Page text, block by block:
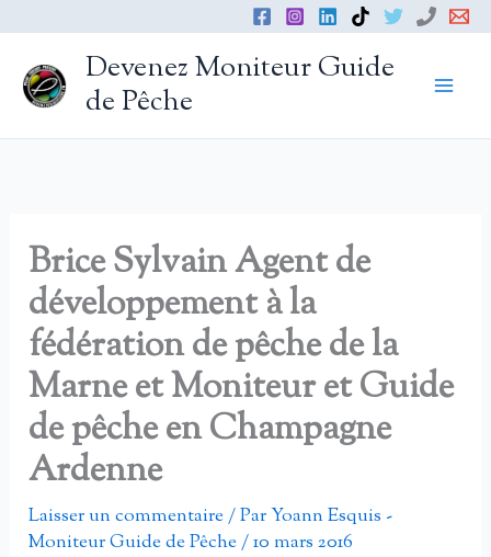
contenu
Devenez Moniteur Guide
de Pêche
Brice Sylvain Agent de
développement à la
fédération de pêche de la
Marne et Moniteur et Guide
de pêche en Champagne
Ardenne
Laisser un commentaire/ ParYoann Esquis -
Moniteur Guide de Pêche/10 mars 2016